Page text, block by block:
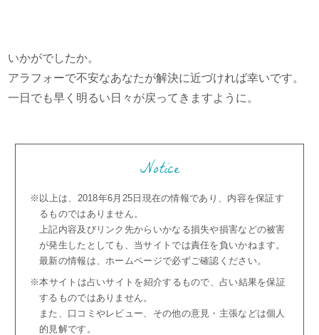
いかがでしたか。
アラフォーで不安なあなたが解決に近づければ幸いです。
一日でも早く明るい日々が戻ってきますように。
Notice
※以上は、2018年6月25日現在の情報であり、内容を保証す
るものではありません。
上記内容及びリンク先からいかなる損失や損害などの被害
が発生したとしても、当サイトでは責任を負いかねます。
最新の情報は、ホームページで必ずご確認ください。
※本サイトは占いサイトを紹介するもので、占い結果を保証
するものではありません。
また、口コミやレビュー、その他の意見・主張などは個人
的見解です。